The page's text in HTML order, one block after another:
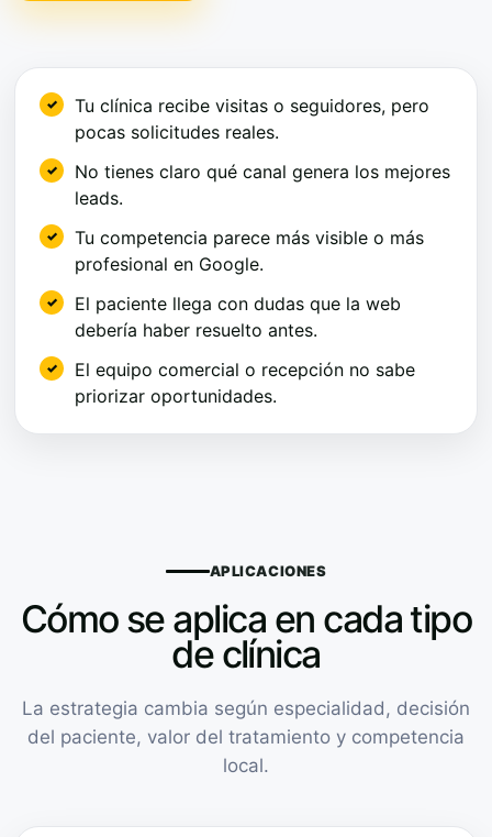
Tu clínica recibe visitas o seguidores, pero
pocas solicitudes reales.
No tienes claro qué canal genera los mejores
leads.
Tu competencia parece más visible o más
profesional en Google.
El paciente llega con dudas que la web
debería haber resuelto antes.
El equipo comercial o recepción no sabe
priorizar oportunidades.
APLICACIONES
Cómo se aplica en cada tipo
de clínica
La estrategia cambia según especialidad, decisión
del paciente, valor del tratamiento y competencia
local.